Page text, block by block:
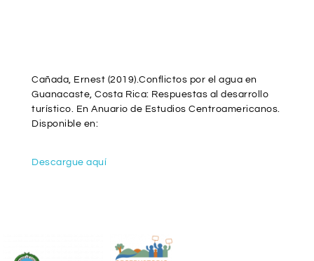
Cañada, Ernest (2019).Conflictos por el agua en
Guanacaste, Costa Rica: Respuestas al desarrollo
turístico. En Anuario de Estudios Centroamericanos.
Disponible en:
Descargue aquí